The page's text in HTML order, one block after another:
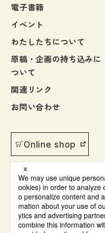
電子書籍
イベント
わたしたちについて
原稿・企画の持ち込みに
ついて
関連リンク
お問い合わせ
Online shop
Japanese language
hed by Bonjinsha
© Bonjinsha Co., LTD. All